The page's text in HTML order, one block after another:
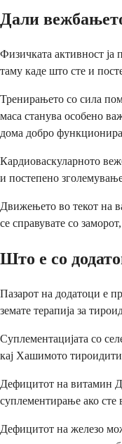
Дали
Физичката активност
таму каде што сте и
Тренирањето со сила
маса станува особено
дома добро
Кардиоваскуларното
и постепено
Движењето во текот на
се справувате со
Што е со
Пазарот на додатоци е
земате терапија за
Суплементацијата со
кај Хашимото
Дефицитот на витамин Д
суплементирање ако сте
Дефицитот на железо